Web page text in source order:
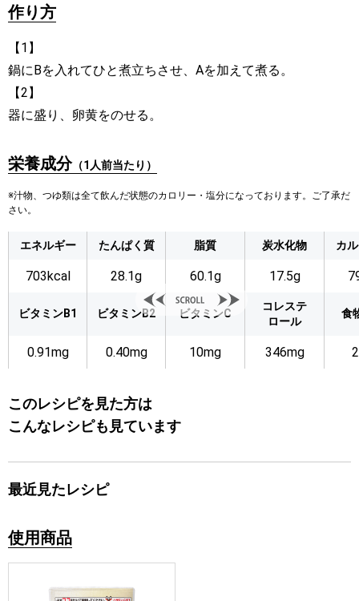
作り方
【1】
鍋にBを入れてひと煮立ちさせ、Aを加えて煮る。
【2】
器に盛り、卵黄をのせる。
栄養成分（1人前当たり）
※汁物、つゆ類は全て飲んだ状態のカロリー・塩分になっております。ご了承だ
さい。
エネルギー たんぱく質 脂質 炭水化物 カ
703kcal 28.1g 60.1g 17.5g
ビタミンB1 ビタミンB2 ビタミンC
コレステ
ロール
食
0.91mg 0.40mg 10mg 346mg
このレシピを見た方は
こんなレシピも見ています
最近見たレシピ
使用商品